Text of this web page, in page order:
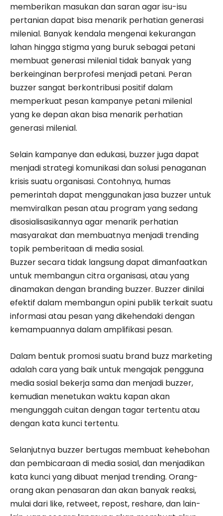
memberikan masukan dan saran agar isu-isu
pertanian dapat bisa menarik perhatian generasi
milenial. Banyak kendala mengenai kekurangan
lahan hingga stigma yang buruk sebagai petani
membuat generasi milenial tidak banyak yang
berkeinginan berprofesi menjadi petani. Peran
buzzer sangat berkontribusi positif dalam
memperkuat pesan kampanye petani milenial
yang ke depan akan bisa menarik perhatian
generasi milenial.
Selain kampanye dan edukasi, buzzer juga dapat
menjadi strategi komunikasi dan solusi penaganan
krisis suatu organisasi. Contohnya, humas
pemerintah dapat menggunakan jasa buzzer untuk
memviralkan pesan atau program yang sedang
disosialisasikannya agar menarik perhatian
masyarakat dan membuatnya menjadi trending
topik pemberitaan di media sosial.
Buzzer secara tidak langsung dapat dimanfaatkan
untuk membangun citra organisasi, atau yang
dinamakan dengan branding buzzer. Buzzer dinilai
efektif dalam membangun opini publik terkait suatu
informasi atau pesan yang dikehendaki dengan
kemampuannya dalam amplifikasi pesan.
Dalam bentuk promosi suatu brand buzz marketing
adalah cara yang baik untuk mengajak pengguna
media sosial bekerja sama dan menjadi buzzer,
kemudian menetukan waktu kapan akan
mengunggah cuitan dengan tagar tertentu atau
dengan kata kunci tertentu.
Selanjutnya buzzer bertugas membuat kehebohan
dan pembicaraan di media sosial, dan menjadikan
kata kunci yang dibuat menjad trending. Orang-
orang akan penasaran dan akan banyak reaksi,
mulai dari like, retweet, repost, reshare, dan lain-